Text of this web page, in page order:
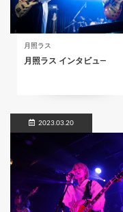
月照ラス
月照ラス インタビュ―
2023.03.20